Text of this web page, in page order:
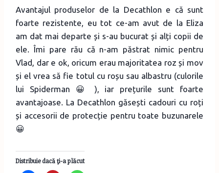
Avantajul produselor de la Decathlon e că sunt
foarte rezistente, eu tot ce-am avut de la Eliza
am dat mai departe și s-au bucurat și alți copii de
ele. Îmi pare rău că n-am păstrat nimic pentru
Vlad, dar e ok, oricum erau majoritatea roz și mov
și el vrea să fie totul cu roșu sau albastru (culorile
lui Spiderman 😀 ), iar prețurile sunt foarte
avantajoase. La Decathlon găsești cadouri cu roți
și accesorii de protecție pentru toate buzunarele
😀
Distribuie dacă ţi-a plăcut